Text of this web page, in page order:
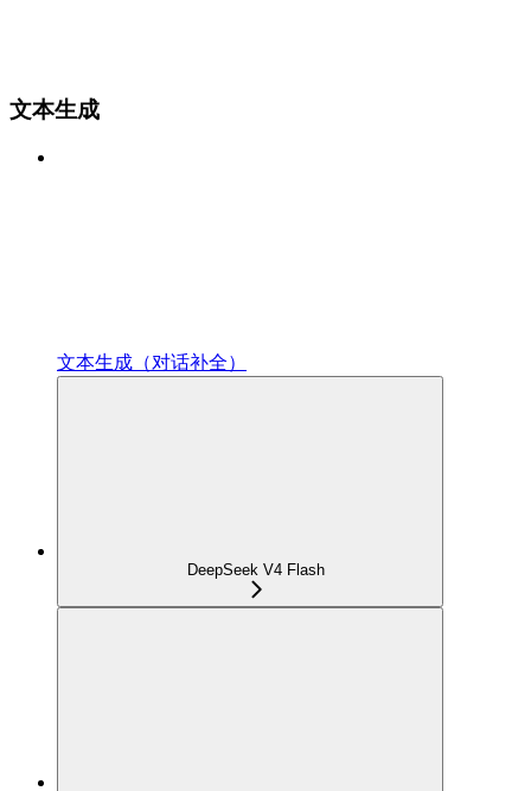
文本生成
文本生成（对话补全）
DeepSeek V4 Flash